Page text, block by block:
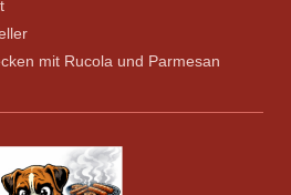
mit Rucola und Parmesan